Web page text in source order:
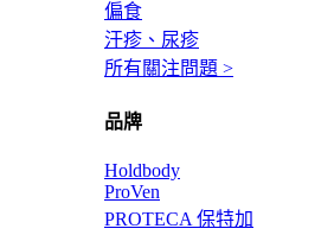
偏食
汗疹、尿疹
所有關注問題 >
品牌
Holdbody
ProVen
PROTECA 保特加